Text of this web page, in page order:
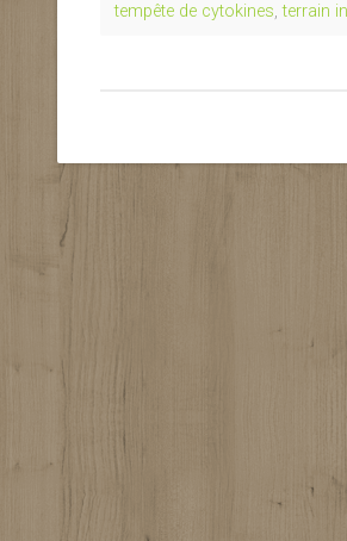
tempête de cytokines,terrain